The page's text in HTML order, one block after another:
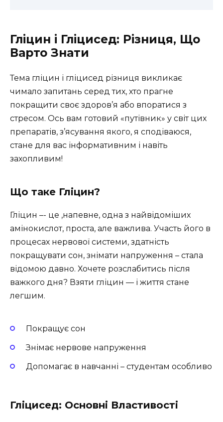
Гліцин і Гліцисед: Різниця, Що
Варто Знати
Тема гліцин і гліцисед різниця викликає
чимало запитань серед тих, хто прагне
покращити своє здоров’я або впоратися з
стресом. Ось вам готовий «путівник» у світ цих
препаратів, з’ясування якого, я сподіваюся,
стане для вас інформативним і навіть
захопливим!
Що таке Гліцин?
Гліцин –- це ,напевне, одна з найвідоміших
амінокислот, проста, але важлива. Участь його в
процесах нервової системи, здатність
покращувати сон, знімати напруження – стала
відомою давно. Хочете розслабитись після
важкого дня? Взяти гліцин — і життя стане
легшим.
Покращує сон
Знімає нервове напруження
Допомагає в навчанні – студентам особливо
Гліцисед: Основні Властивості